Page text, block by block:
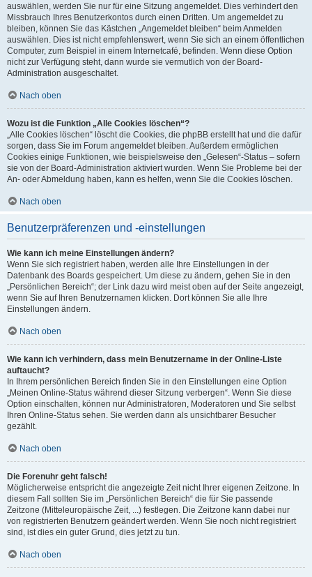
auswählen, werden Sie nur für eine Sitzung angemeldet. Dies verhindert den
Missbrauch Ihres Benutzerkontos durch einen Dritten. Um angemeldet zu
bleiben, können Sie das Kästchen „Angemeldet bleiben“ beim Anmelden
auswählen. Dies ist nicht empfehlenswert, wenn Sie sich an einem öffentlichen
Computer, zum Beispiel in einem Internetcafé, befinden. Wenn diese Option
nicht zur Verfügung steht, dann wurde sie vermutlich von der Board-
Administration ausgeschaltet.
Nach oben
Wozu ist die Funktion „Alle Cookies löschen“?
„Alle Cookies löschen“ löscht die Cookies, die phpBB erstellt hat und die dafür
sorgen, dass Sie im Forum angemeldet bleiben. Außerdem ermöglichen
Cookies einige Funktionen, wie beispielsweise den „Gelesen“-Status – sofern
sie von der Board-Administration aktiviert wurden. Wenn Sie Probleme bei der
An- oder Abmeldung haben, kann es helfen, wenn Sie die Cookies löschen.
Nach oben
Benutzerpräferenzen und -einstellungen
Wie kann ich meine Einstellungen ändern?
Wenn Sie sich registriert haben, werden alle Ihre Einstellungen in der
Datenbank des Boards gespeichert. Um diese zu ändern, gehen Sie in den
„Persönlichen Bereich“; der Link dazu wird meist oben auf der Seite angezeigt,
wenn Sie auf Ihren Benutzernamen klicken. Dort können Sie alle Ihre
Einstellungen ändern.
Nach oben
Wie kann ich verhindern, dass mein Benutzername in der Online-Liste
auftaucht?
In Ihrem persönlichen Bereich finden Sie in den Einstellungen eine Option
„Meinen Online-Status während dieser Sitzung verbergen“. Wenn Sie diese
Option einschalten, können nur Administratoren, Moderatoren und Sie selbst
Ihren Online-Status sehen. Sie werden dann als unsichtbarer Besucher
gezählt.
Nach oben
Die Forenuhr geht falsch!
Möglicherweise entspricht die angezeigte Zeit nicht Ihrer eigenen Zeitzone. In
diesem Fall sollten Sie im „Persönlichen Bereich“ die für Sie passende
Zeitzone (Mitteleuropäische Zeit, ...) festlegen. Die Zeitzone kann dabei nur
von registrierten Benutzern geändert werden. Wenn Sie noch nicht registriert
sind, ist dies ein guter Grund, dies jetzt zu tun.
Nach oben